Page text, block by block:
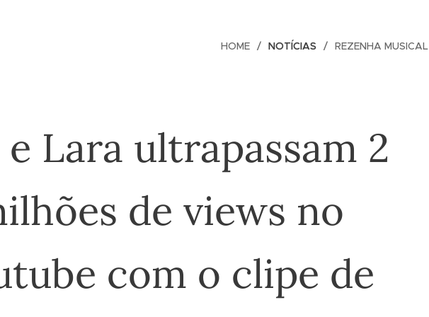
HOME NOTÍCIAS REZENHA MUSICAL
Lara ultrapassam 2
de views no
com o clipe de